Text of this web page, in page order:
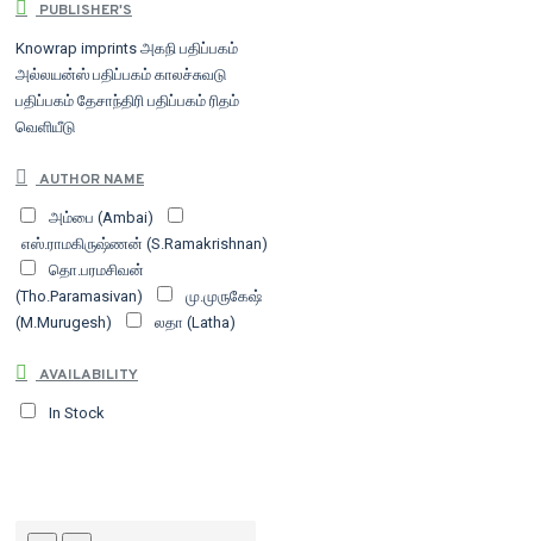
PUBLISHER'S
Knowrap imprints அகநி பதிப்பகம்
அல்லயன்ஸ் பதிப்பகம் காலச்சுவடு
பதிப்பகம் தேசாந்திரி பதிப்பகம் ரிதம்
வெளியீடு
AUTHOR NAME
அம்பை (Ambai)
எஸ்.ராமகிருஷ்ணன் (S.Ramakrishnan)
தொ.பரமசிவன்
(Tho.Paramasivan)
மு.முருகேஷ்
(M.Murugesh)
லதா (Latha)
AVAILABILITY
In Stock